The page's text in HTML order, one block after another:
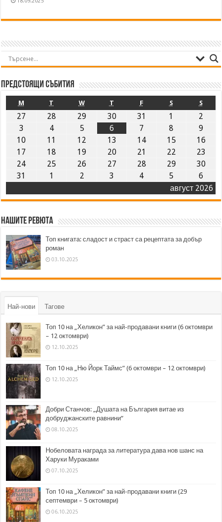
Предстоящи събития
август 2026
M T W T F S S
27 28 29 30 31 1
2
3
4 5 6 7 8
9
10
11 12 13 14 15
16
17
18 19 20 21 22
23
24
25 26 27 28 29
30
31
1 2 3 4 5 6
Нашите ревюта
Топ книгата: сладост и страст са рецептата за добър
роман
03.10.2025
Най-нови Тагове
Топ 10 на „Хеликон” за най-продавани книги (6 октомври
– 12 октомври)
12.10.2025
Топ 10 на „Ню Йорк Таймс” (6 октомври – 12 октомври)
12.10.2025
Добри Станчов: „Душата на България витае из
добруджанските равнини“
08.10.2025
Нобеловата награда за литература дава нов шанс на
Харуки Мураками
07.10.2025
Топ 10 на „Хеликон” за най-продавани книги (29
септември – 5 октомври)
06.10.2025